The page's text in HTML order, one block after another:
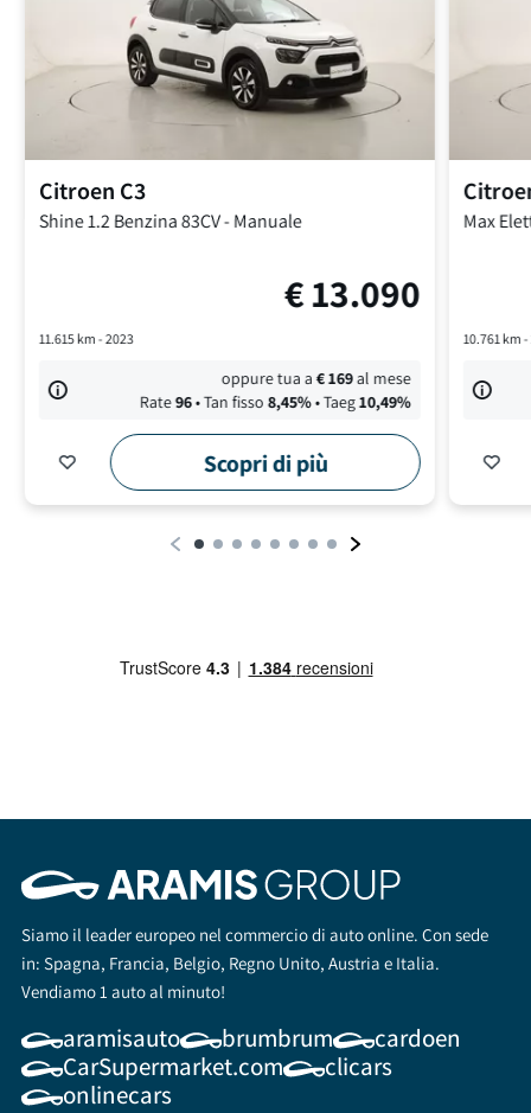
Citroen C3
Shine1.2 Benzina 83CV-Manuale
€13.090
11.615km - 2023
oppure tua a€169al mese
Rate96• Tan fisso 8,45%• Taeg10,49%
Scopri di più
Max
10.761km -
Siamo il leader europeo nel commercio di auto online. Con sede
in: Spagna, Francia, Belgio, Regno Unito, Austria e Italia.
Vendiamo 1 auto al minuto!
aramisauto brumbrum
cardoen
CarSupermarket.com
clicars
onlinecars